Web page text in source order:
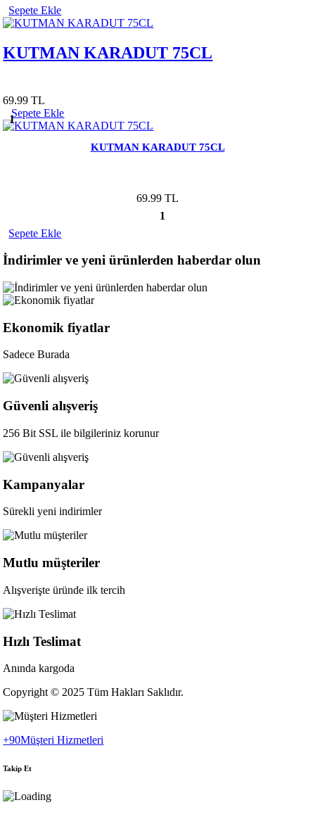
Sepete Ekle
KUTMAN KARADUT 75CL
69.99 TL
1
Sepete Ekle
KUTMAN KARADUT 75CL
69.99 TL
1
Sepete Ekle
İndirimler ve yeni ürünlerden haberdar olun
Ekonomik fiyatlar
Sadece Burada
Güvenli alışveriş
256 Bit SSL ile bilgileriniz korunur
Kampanyalar
Sürekli yeni indirimler
Mutlu müşteriler
Alışverişte üründe ilk tercih
Hızlı Teslimat
Anında kargoda
Copyright © 2025 Tüm Hakları Saklıdır.
+90Müşteri Hizmetleri
Takip Et